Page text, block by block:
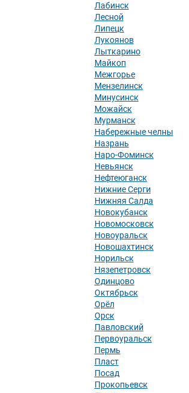
Лабинск
Лесной
Липецк
Лукоянов
Лыткарино
Майкоп
Межгорье
Мензелинск
Минусинск
Можайск
Мурманск
Набережные челны
Назрань
Наро-Фоминск
Невьянск
Нефтеюганск
Нижние Серги
Нижняя Салда
Новокубанск
Новомосковск
Новоуральск
Новошахтинск
Норильск
Нязепетровск
Одинцово
Октябрьск
Орёл
Орск
Павловский
Первоуральск
Пермь
Пласт
Посад
Прокопьевск